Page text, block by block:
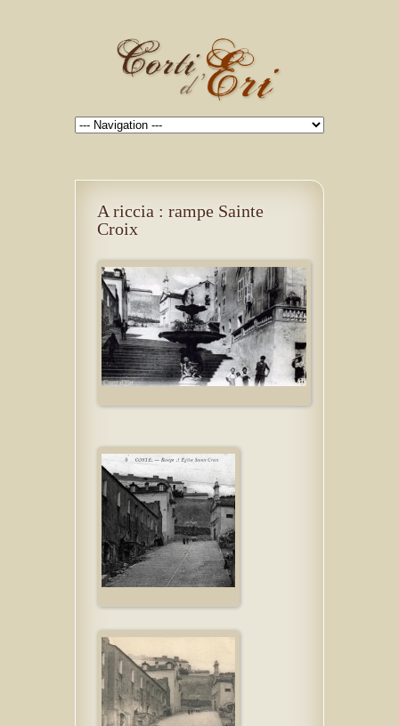
A riccia : rampe Sainte
Croix